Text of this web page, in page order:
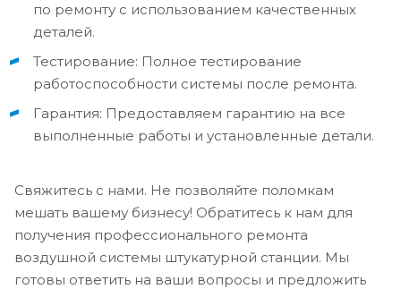
по ремонту с использованием качественных
деталей.
Тестирование: Полное тестирование
работоспособности системы после ремонта.
Гарантия: Предоставляем гарантию на все
выполненные работы и установленные детали.
Свяжитесь с нами. Не позволяйте поломкам
мешать вашему бизнесу! Обратитесь к нам для
получения профессионального ремонта
воздушной системы штукатурной станции. Мы
готовы ответить на ваши вопросы и предложить